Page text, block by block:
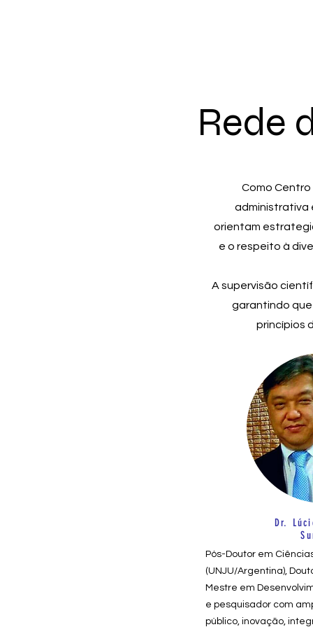
Rede
Como Centro
administrativa
orientam
e o respeito à
A supervisão
garantindo
princípios
Dr.
Pós-Doutor em
(UNJU/Argentina),
Mestre em
e pesquisador com
público, inovação,